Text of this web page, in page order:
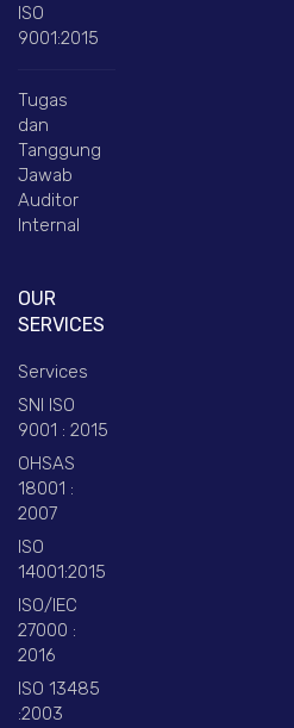
ISO
9001:2015
Tugas
dan
Tanggung
Jawab
Auditor
Internal
OUR
SERVICES
Services
SNI ISO
9001 : 2015
OHSAS
18001 :
2007
ISO
14001:2015
ISO/IEC
27000 :
2016
ISO 13485
:2003